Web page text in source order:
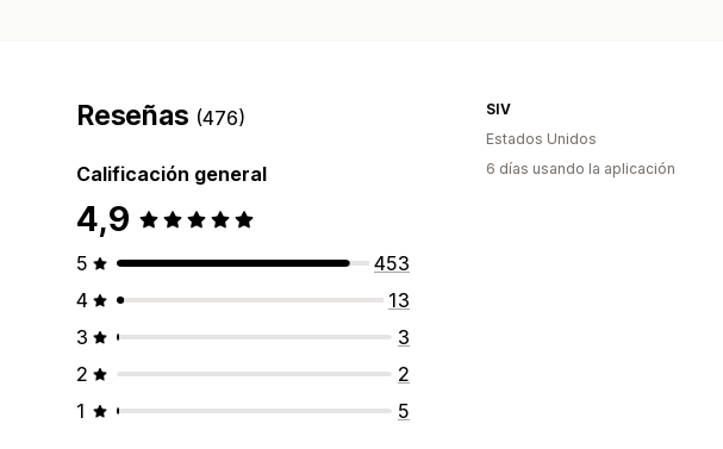
Reseñas (476)
Calificación general
4,9
5
453
4
13
3
3
2
2
1
5
SIV
Estados Unidos
6 días usando la aplicación